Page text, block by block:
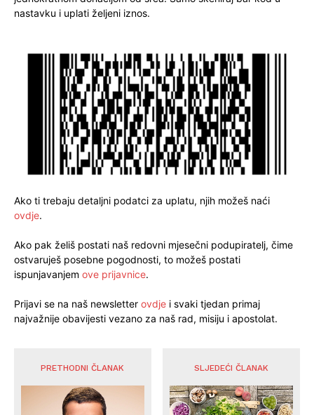
nastavku i uplati željeni iznos.
Ako ti trebaju detaljni podatci za uplatu, njih možeš naći
ovdje.
Ako pak želiš postati naš redovni mjesečni podupiratelj, čime
ostvaruješ posebne pogodnosti, to možeš postati
ispunjavanjem ove prijavnice.
Prijavi se na naš newsletter ovdje i svaki tjedan primaj
najvažnije obavijesti vezano za naš rad, misiju i apostolat.
PRETHODNI ČLANAK SLJEDEĆI ČLANAK